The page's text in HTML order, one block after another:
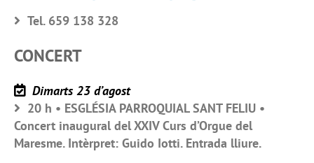
Tel. 659 138 328
CONCERT
Dimarts 23 d’agost
20 h • ESGLÉSIA PARROQUIAL SANT FELIU •
Concert inaugural del XXIV Curs d’Orgue del
Maresme. Intèrpret: Guido Iotti. Entrada lliure.